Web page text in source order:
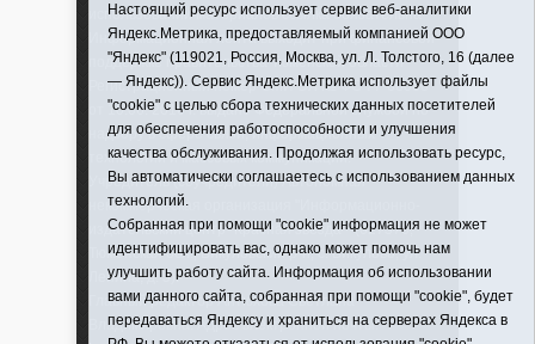
использовании материалов ссылка обязательна
Информационная лента выходит при финансовой
поддержке правительства Тюменской области
Регистрационный номер СМИ ЭЛ № ФС 77-66066
от 10.06. 2016 г. выдано Федеральной службой по
надзору в сфере связи, информационных
технологий и массовых коммуникаций.
Учредитель (соучредители) Автономная
некоммерческая организация "Информационно-
издательский центр "Красная звезда"" (627570,
Тюменская обл., Викуловский р-н, с. Викулово, ул.
Ленина, д. 5).
Главный редактор Антюхова Светлана
Владимировна. Адрес электронной почты:
Настоящий ресурс использует сервис веб-аналитики
Яндекс.Метрика, предоставляемый компанией ООО
"Яндекс" (119021, Россия, Москва, ул. Л. Толстого, 16 (далее
— Яндекс)). Сервис Яндекс.Метрика использует файлы
"cookie" с целью сбора технических данных посетителей
для обеспечения работоспособности и улучшения
качества обслуживания. Продолжая использовать ресурс,
Вы автоматически соглашаетесь с использованием данных
технологий.
Собранная при помощи "cookie" информация не может
идентифицировать вас, однако может помочь нам
улучшить работу сайта. Информация об использовании
вами данного сайта, собранная при помощи "cookie", будет
передаваться Яндексу и храниться на серверах Яндекса в